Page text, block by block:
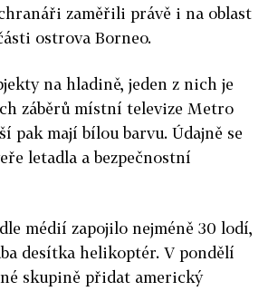
zaměřili právě i na oblast
ostrova Borneo.
na hladině, jeden z nich je
záběrů místní televize Metro
pak mají bílou barvu. Údajně se
letadla a bezpečnostní
médií zapojilo nejméně 30 lodí,
desítka helikoptér. V pondělí
skupině přidat americký